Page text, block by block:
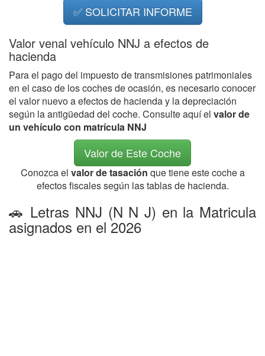
✅ SOLICITAR INFORME
Valor venal vehículo NNJ a efectos de
hacienda
Para el pago del impuesto de transmisiones patrimoniales
en el caso de los coches de ocasión, es necesario conocer
el valor nuevo a efectos de hacienda y la depreciación
según la antigüedad del coche. Consulte aquí el valor de
un vehículo con matrícula NNJ
Valor de Este Coche
Conozca el valor de tasación que tiene este coche a
efectos fiscales según las tablas de hacienda.
🚗 Letras NNJ (N N J) en la Matricula
asignados en el 2026